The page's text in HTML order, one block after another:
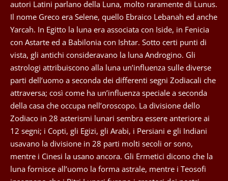
autori Latini parlano della Luna, molto raramente di Lunus.
Il nome Greco era Selene, quello Ebraico Lebanah ed anche
Yarcah. In Egitto la luna era associata con Iside, in Fenicia
con Astarte ed a Babilonia con Ishtar. Sotto certi punti di
vista, gli antichi consideravano la luna Androgino. Gli
astrologi attribuiscono alla luna un’influenza sulle diverse
parti dell’uomo a seconda dei differenti segni Zodiacali che
attraversa; così come ha un’influenza speciale a seconda
della casa che occupa nell’oroscopo. La divisione dello
Zodiaco in 28 asterismi lunari sembra essere anteriore ai
12 segni; i Copti, gli Egizi, gli Arabi, i Persiani e gli Indiani
usavano la divisione in 28 parti molti secoli or sono,
mentre i Cinesi la usano ancora. Gli Ermetici dicono che la
luna fornisce all’uomo la forma astrale, mentre i Teosofi